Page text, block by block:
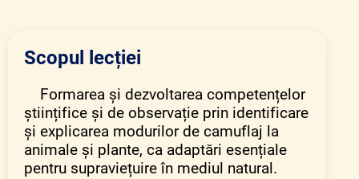
Scopul lecției
Formarea și dezvoltarea competențelor
științifice și de observație prin identificare
și explicarea modurilor de camuflaj la
animale și plante, ca adaptări esențiale
pentru supraviețuire în mediul natural.